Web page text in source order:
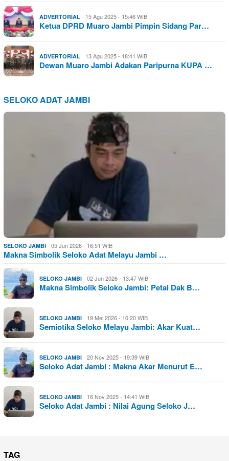
ADVERTORIAL 15 Agu 2025 - 15:46 WIB
Ketua DPRD Muaro Jambi Pimpin Sidang Par…
ADVERTORIAL 13 Agu 2025 - 18:41 WIB
Dewan Muaro Jambi Adakan Paripurna KUPA …
SELOKO ADAT JAMBI
SELOKO JAMBI 05 Jun 2026 - 16:51 WIB
Makna Simbolik Seloko Adat Melayu Jambi …
SELOKO JAMBI 02 Jun 2026 - 13:47 WIB
Makna Simbolik Seloko Jambi: Petai Dak B…
SELOKO JAMBI 19 Mei 2026 - 16:20 WIB
Semiotika Seloko Melayu Jambi: Akar Kuat…
SELOKO JAMBI 20 Nov 2025 - 19:39 WIB
Seloko Adat Jambi : Makna Akar Menurut E…
SELOKO JAMBI 16 Nov 2025 - 14:41 WIB
Seloko Adat Jambi : Nilai Agung Seloko J…
TAG